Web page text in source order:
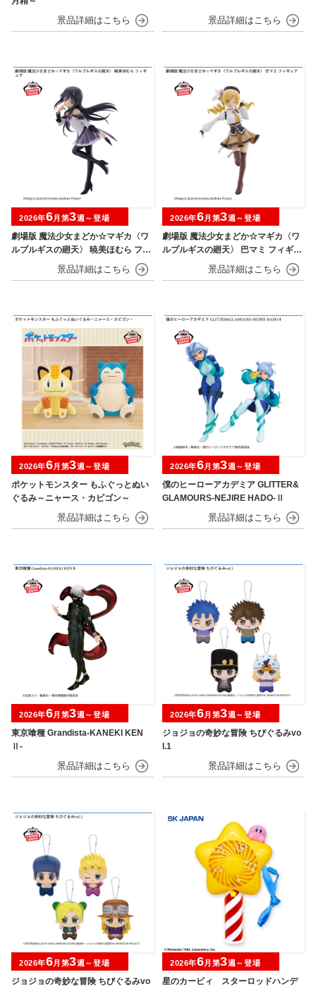
劇場版 魔法少女まどか☆マギカ〈ワ
ルプルギスの廻天〉 暁美ほむら フィ
2026年6月第3週～登場
劇場版 魔法少女まどか☆マギカ〈ワ
ルプルギスの廻天〉 巴マミ フィギュ
2026年6月第3週～登場
ポケットモンスター もふぐっとぬい
ぐるみ～ニャース・カビゴン～
2026年6月第3週～登場
僕のヒーローアカデミア GLITTER&
GLAMOURS-NEJIRE HADO-Ⅱ
2026年6月第3週～登場
東京喰種 Grandista-KANEKI KEN
Ⅱ-
2026年6月第3週～登場
ジョジョの奇妙な冒険 ちびぐるみvo
l.1
2026年6月第3週～登場
ジョジョの奇妙な冒険 ちびぐるみvo
2026年6月第3週～登場
星のカービィ スターロッドハンデ
2026年6月第3週～登場